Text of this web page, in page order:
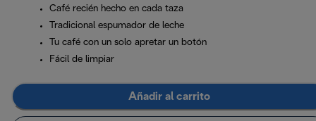
Café recién hecho en cada taza
Tradicional espumador de leche
Tu café con un solo apretar un botón
Fácil de limpiar
Añadir al carrito